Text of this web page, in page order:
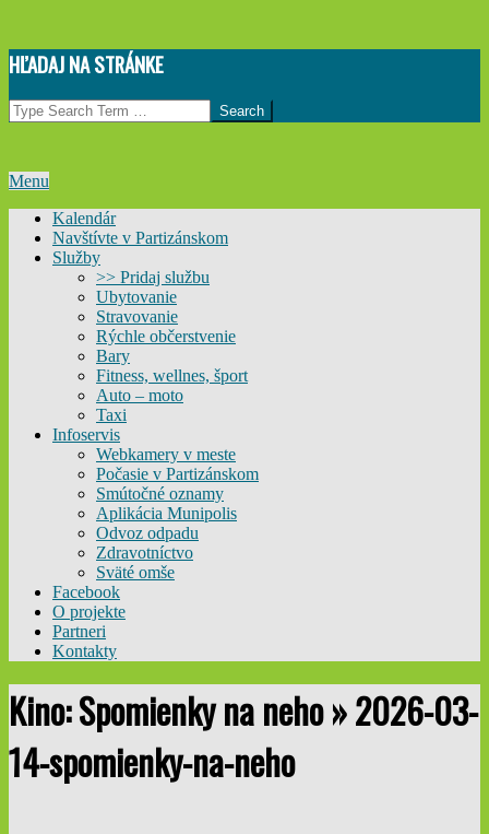
Skip
to
content
HĽADAJ NA STRÁNKE
Search
Primary
Menu
Menu
Kalendár
Navštívte v Partizánskom
Služby
>> Pridaj službu
Ubytovanie
Stravovanie
Rýchle občerstvenie
Bary
Fitness, wellnes, šport
Auto – moto
Taxi
Infoservis
Webkamery v meste
Počasie v Partizánskom
Smútočné oznamy
Aplikácia Munipolis
Odvoz odpadu
Zdravotníctvo
Sväté omše
Facebook
O projekte
Partneri
Kontakty
Kino: Spomienky na neho »2026-03-
14-spomienky-na-neho